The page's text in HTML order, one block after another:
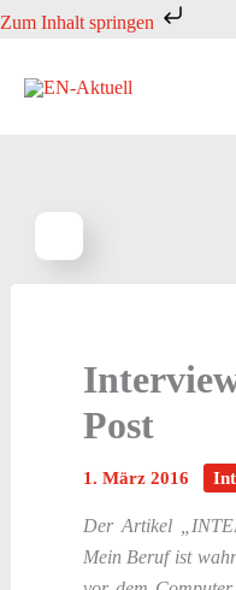
Zum Inhalt springen
Zum
springen
Post
1. März 2016
Der Artikel
Mein Beruf ist